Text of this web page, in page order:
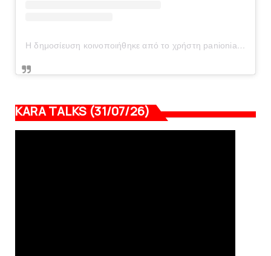
Η δημοσίευση κοινοποιήθηκε από το χρήστη panionianea.gr (@panionianea.gr)
KARA TALKS (31/07/26)